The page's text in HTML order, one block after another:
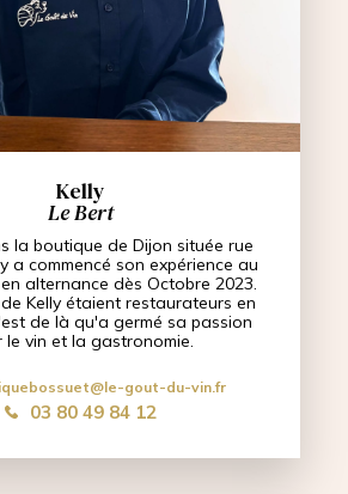
Kelly
Le Bert
la boutique de Dijon située rue
a commencé son expérience au
alternance dès Octobre 2023.
Kelly étaient restaurateurs en
de là qu'a germé sa passion
le vin et la gastronomie.
gout-du-vin.fr
03 80 49 84 12